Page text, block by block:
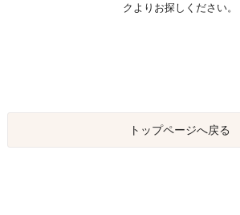
クよりお探しください。
トップページへ戻る